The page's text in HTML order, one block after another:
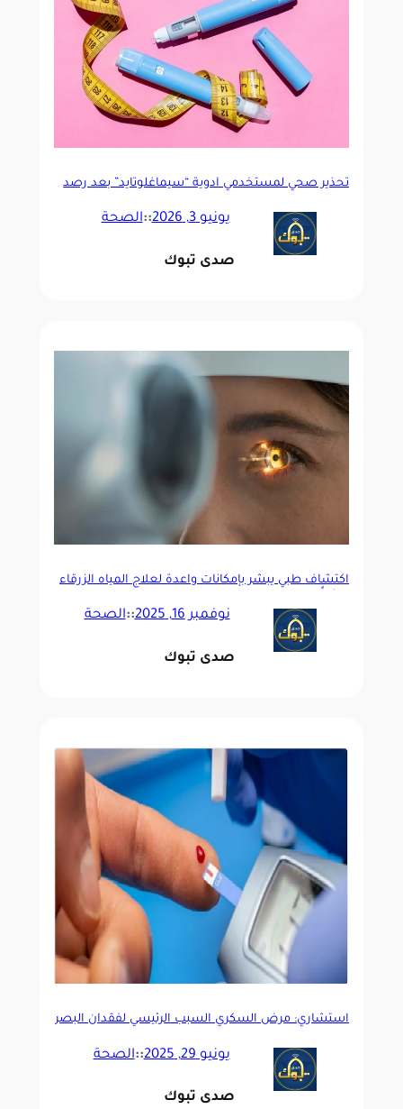
تحذير صحي لمستخدمي أدوية “سيماغلوتايد” بعد رصد
يونيو 3, 2026 ::الصحة
صدى تبوك
اكتشاف طبي يبشر بإمكانات واعدة لعلاج المياه الزرقاء
نوفمبر 16, 2025 ::الصحة
صدى تبوك
استشاري: مرض السكري السبب الرئيسي لفقدان البصر
يونيو 29, 2025 ::الصحة
صدى تبوك